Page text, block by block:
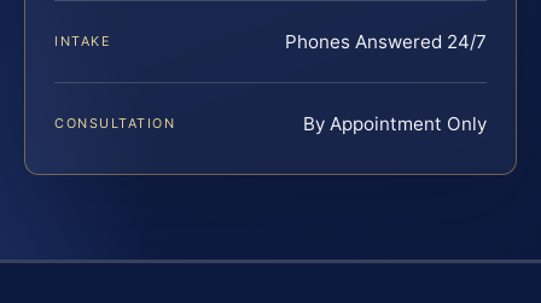
INTAKE Phones Answered 24/7
CONSULTATION By Appointment Only